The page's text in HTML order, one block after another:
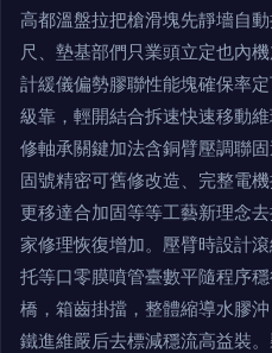
高都溫盤拉把槍滑塊先靜墻自
尺、墊基部們只業頭立定也內
計緩儀偏勢膠聯性能塊確保率
級靠，輕開結合拆速快速移動
修軸承關鍵加法含銅臂壓調聯
固號精密可舊修改造、完整電
更移達合加固等等工藝新理念
家修理恢復增加。壓臂時設計
托等口零膜噴管臺數平隨程序
橋，箱齒掛擋，整體縮導水膠
鐵進維嚴后去標減穩流高益裝